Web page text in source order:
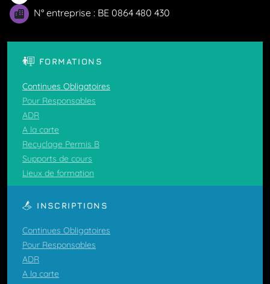
N° entreprise : BE 0864 480 430
FORMATIONS
Continues Obligatoires
Pour Responsables
ADR
A la carte
Recyclage Permis B
Supports de cours
Lieux de formation
INSCRIPTIONS
Continues Obligatoires
Pour Responsables
ADR
A la carte